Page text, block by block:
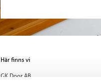
Här finns vi
GK Door AB